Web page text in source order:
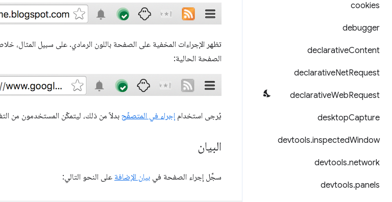
cookies
debugger
declarativeContent
declarativeNetRequest
declarativeWebRequest
desktopCapture
devtools.inspectedWindow
devtools.network
devtools.panels
الصفحة الحالية:
يُرجى استخدام إجراء في المتصفّح بدلاً من ذلك، ليتمكّن المستخدمون من
البيان
سجِّل إجراء الصفحة في بيان الإضافة على النحو التالي: